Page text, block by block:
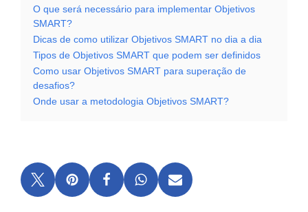
O que será necessário para implementar Objetivos
SMART?
Dicas de como utilizar Objetivos SMART no dia a dia
Tipos de Objetivos SMART que podem ser definidos
Como usar Objetivos SMART para superação de
desafios?
Onde usar a metodologia Objetivos SMART?